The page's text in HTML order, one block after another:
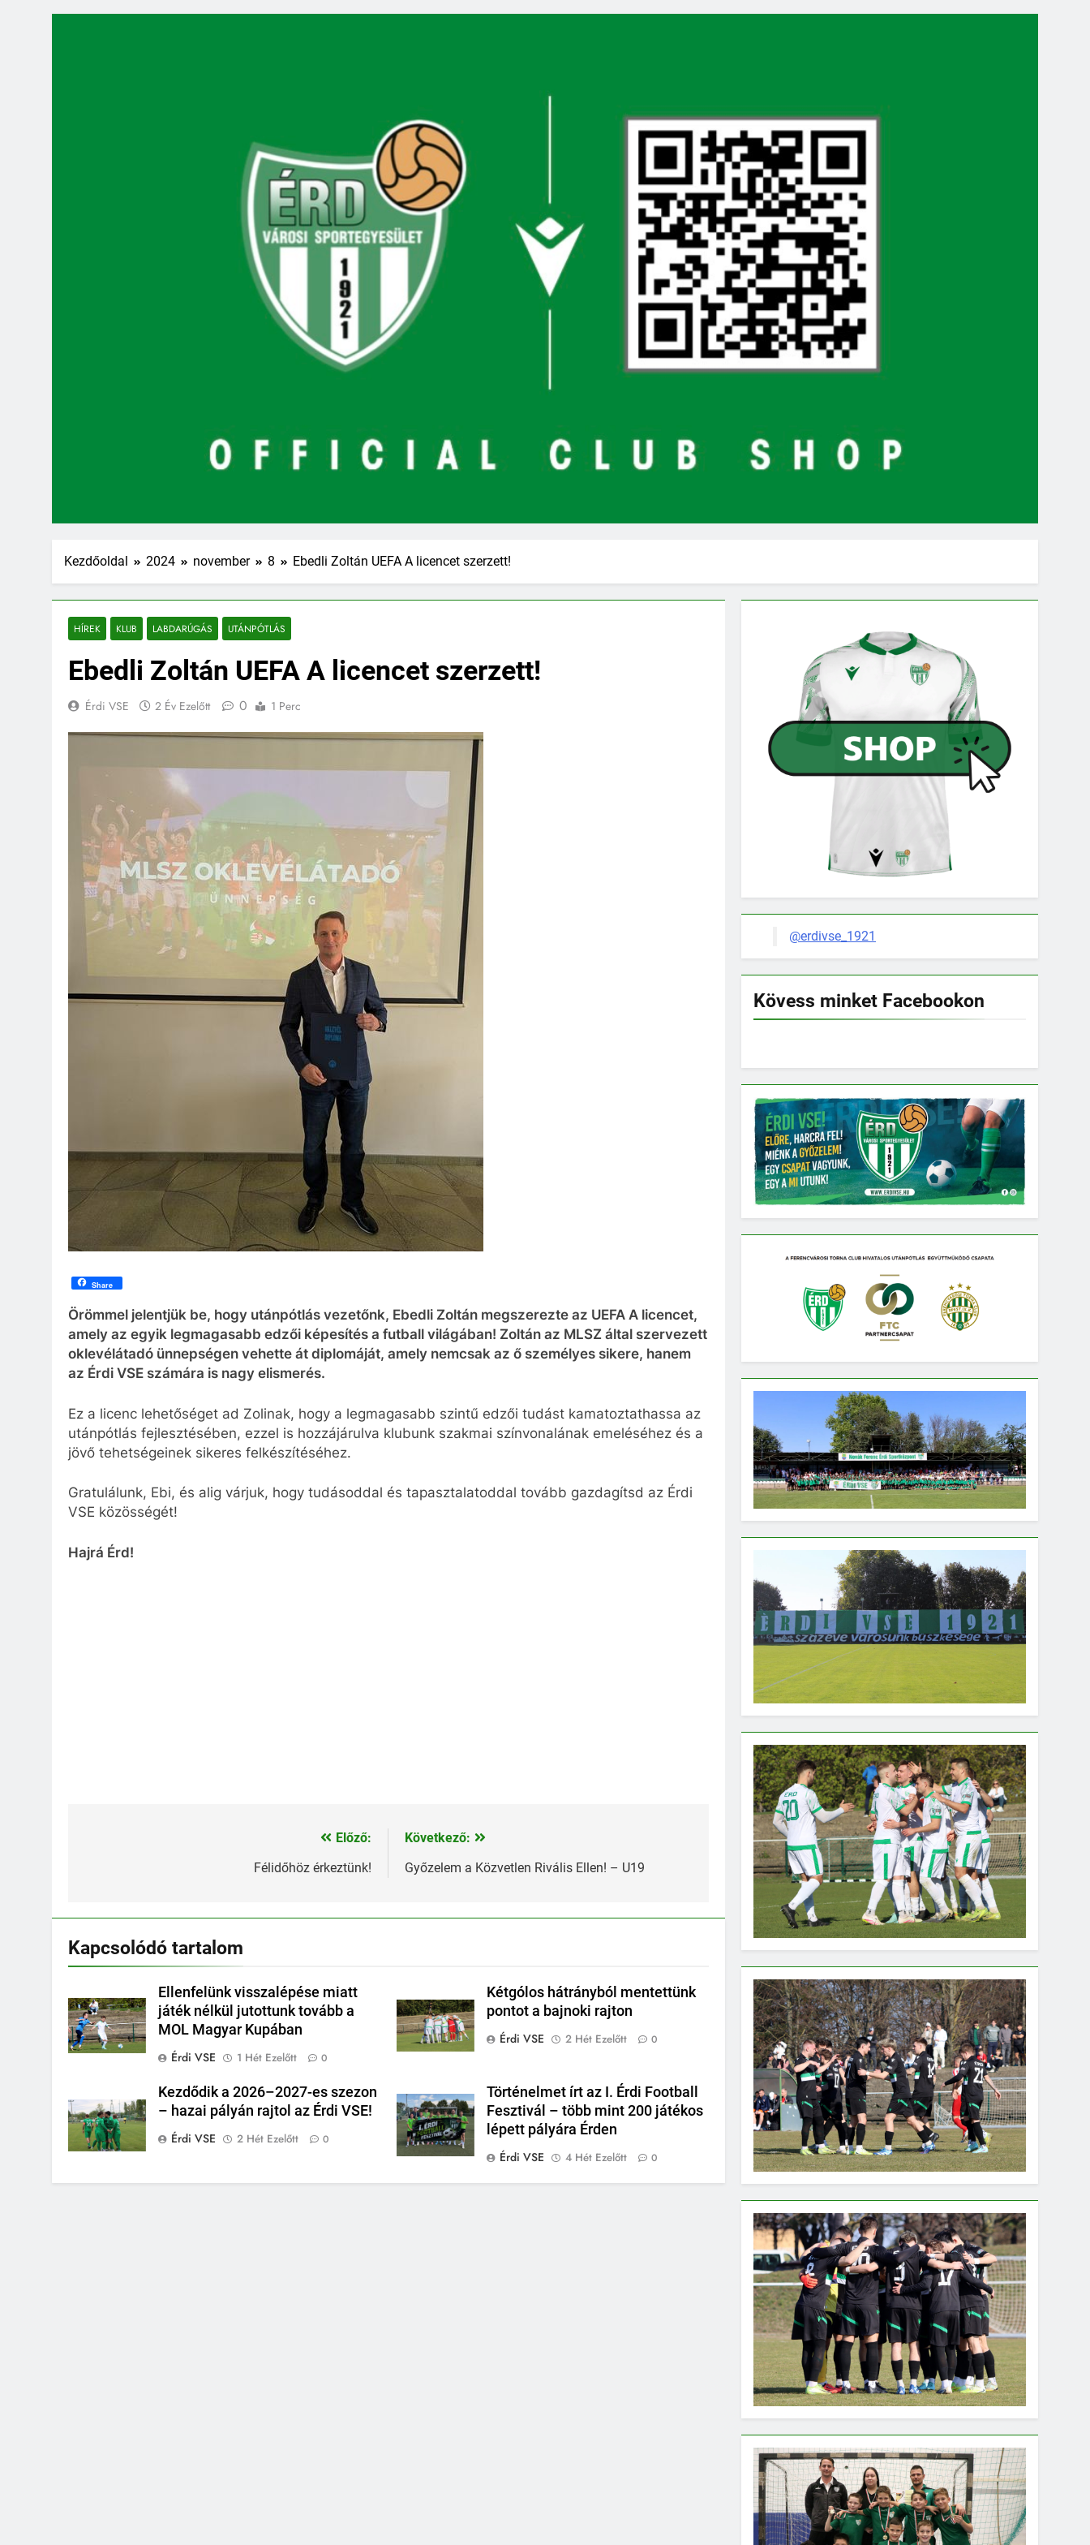
Kezdőoldal 2024 november 8 Ebedli Zoltán UEFA A licencet szerzett!
HÍREK KLUB LABDARÚGÁS UTÁNPÓTLÁS
Ebedli Zoltán UEFA A licencet szerzett!
Érdi VSE 2 Év Ezelőtt 0 1 Perc
Share
Örömmel jelentjük be, hogy utánpótlás vezetőnk, Ebedli Zoltán megszerezte az UEFA A licencet,
amely az egyik legmagasabb edzői képesítés a futball világában! Zoltán az MLSZ által szervezett
oklevélátadó ünnepségen vehette át diplomáját, amely nemcsak az ő személyes sikere, hanem
az Érdi VSE számára is nagy elismerés.
Ez a licenc lehetőséget ad Zolinak, hogy a legmagasabb szintű edzői tudást kamatoztathassa az
utánpótlás fejlesztésében, ezzel is hozzájárulva klubunk szakmai színvonalának emeléséhez és a
jövő tehetségeinek sikeres felkészítéséhez.
Gratulálunk, Ebi, és alig várjuk, hogy tudásoddal és tapasztalatoddal tovább gazdagítsd az Érdi
VSE közösségét!
Hajrá Érd!
Előző:
Félidőhöz érkeztünk!
Következő:
Győzelem a Közvetlen Rivális Ellen! – U19
Kapcsolódó tartalom
Ellenfelünk visszalépése miatt
játék nélkül jutottunk tovább a
MOL Magyar Kupában
Érdi VSE
1 Hét Ezelőtt 0
Kétgólos hátrányból mentettünk
pontot a bajnoki rajton
Érdi VSE
2 Hét Ezelőtt 0
Kezdődik a 2026–2027-es szezon
– hazai pályán rajtol az Érdi VSE!
Érdi VSE
2 Hét Ezelőtt 0
Történelmet írt az I. Érdi Football
Fesztivál – több mint 200 játékos
lépett pályára Érden
Érdi VSE
4 Hét Ezelőtt 0
@erdivse_1921
Kövess minket Facebookon